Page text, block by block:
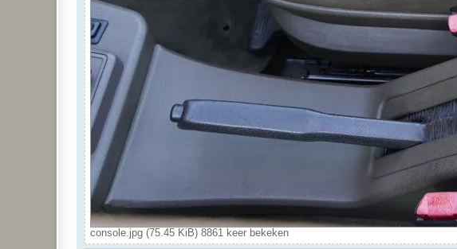
console.jpg (75.45 KiB) 8861 keer bekeken